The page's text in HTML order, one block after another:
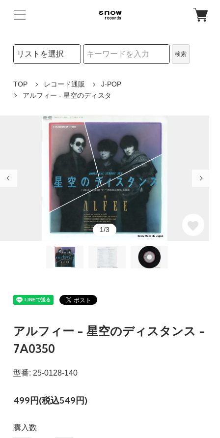
検索リストの選択
検索
TOP レコード通販
J-POP
アルフィー - 星空のディスタ
1/3
アルフィー - 星空のディスタンス -
7A0350
型番: 25-0128-140
499円(税込549円)
購入数